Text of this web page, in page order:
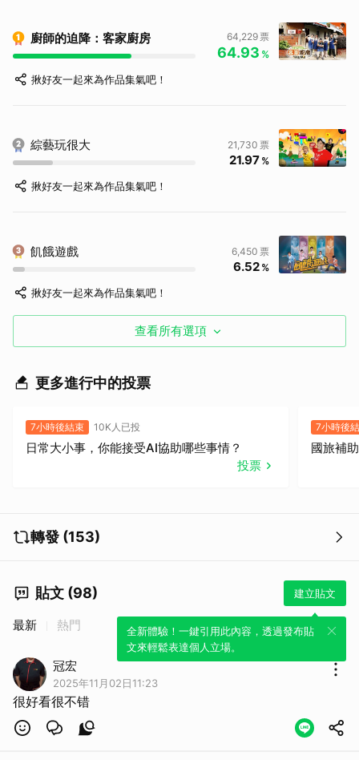
廚師的迫降：客家廚房 64,229 票
64.93 %
揪好友一起來為作品集氣吧！
綜藝玩很大 21,730 票
21.97 %
揪好友一起來為作品集氣吧！
飢餓遊戲 6,450 票
6.52 %
揪好友一起來為作品集氣吧！
查看所有選項
更多進行中的投票
7小時後結束 10K人已投
日常大小事，你能接受AI協助哪些事情？
投票
7小時後
國旅補
轉發 (153)
貼文 (98) 建立貼文
全新體驗！一鍵引用此內容，透過發布貼
文來輕鬆表達個人立場。
最新 熱門
冠宏
2025年11月02日11:23
很好看很不错